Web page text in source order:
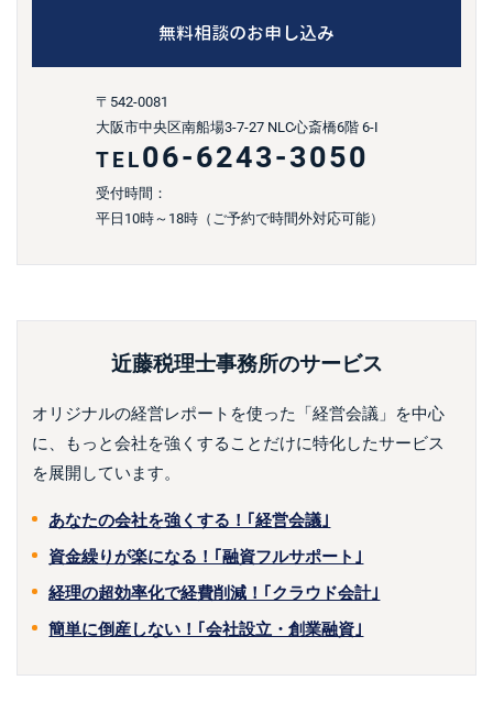
無料相談のお申し込み
〒542-0081
大阪市中央区南船場3-7-27 NLC心斎橋6階 6-I
TEL06-6243-3050
受付時間：
平日10時～18時（ご予約で時間外対応可能）
近藤税理士事務所のサービス
オリジナルの経営レポートを使った「経営会議」を中心
に、もっと会社を強くすることだけに特化したサービス
を展開しています。
あなたの会社を強くする！｢経営会議｣
資金繰りが楽になる！｢融資フルサポート｣
経理の超効率化で経費削減！｢クラウド会計｣
簡単に倒産しない！｢会社設立・創業融資｣